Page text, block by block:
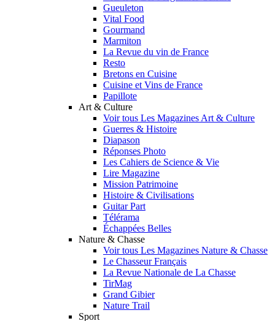
Gueuleton
Vital Food
Gourmand
Marmiton
La Revue du vin de France
Resto
Bretons en Cuisine
Cuisine et Vins de France
Papillote
Art & Culture
Voir tous Les Magazines Art & Culture
Guerres & Histoire
Diapason
Réponses Photo
Les Cahiers de Science & Vie
Lire Magazine
Mission Patrimoine
Histoire & Civilisations
Guitar Part
Télérama
Échappées Belles
Nature & Chasse
Voir tous Les Magazines Nature & Chasse
Le Chasseur Français
La Revue Nationale de La Chasse
TirMag
Grand Gibier
Nature Trail
Sport